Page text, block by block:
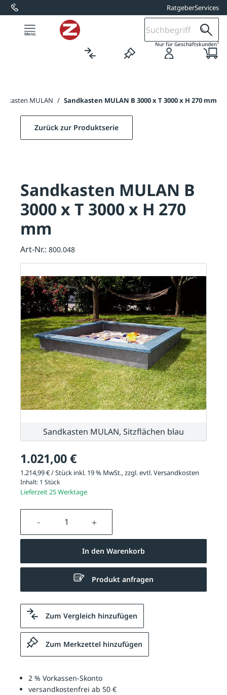
springen RatgeberServices
Nur für Geschäftskunden1
MULAN / Sandkasten MULAN B 3000 x T 3000 x H 270 mm
1.021,00 €
1.214,99 € / Stück inkl. 19 % MwSt., zzgl. evtl.Versandkosten
Inhalt: 1 Stück
Lieferzeit 25 Werktage
Produkt Anzahl: Gib den
In den Warenkorb
Produkt anfragen
Zum Vergleich hinzufügen
Zum Merkzettel hinzufügen
2 % Vorkassen-Skonto
versandkostenfrei ab 50 €
Zurück zur Produktserie
Sandkasten MULAN B
3000 x T 3000 x H 270
mm
Art-Nr.: 800.048
Sandkasten MULAN, Sitzflächen blau